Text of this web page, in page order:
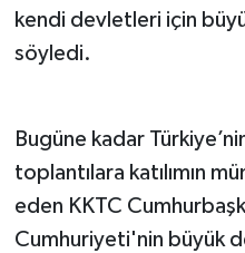
kendi devletleri için
söyledi.
Bugüne kadar
toplantılara katılımın
eden KKTC
Cumhuriyeti'nin büyük